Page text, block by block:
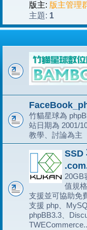
版主: 版主管理
主題: 1
竹貓星球為
站日期為 2001/
教學、討論為主
SSD
20GB
值規格
支援並可協助免
支援 php、
phpBB3.3、